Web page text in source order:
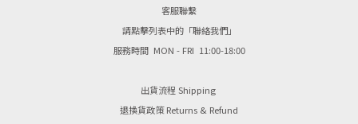
色。不會太紅也不會太土，完美平衡的半糖棕色。 ⊙ 適合膚色｜ 不挑膚色，尤其黃皮
等，需要補擦，但主打護唇與修飾唇紋。2. BRAYE 滑蓋光透特潤唇頰盤 — 07
合所有肌膚的入門棕色，也推薦給喜歡歐美裸妝、氛圍感的人。 ⊙ 產品特點｜ 唇頰兩
用，持色與光澤表現佳，展示貼膚完美光澤，鐵盒設計非常時髦。3. BRAYE 酷甜冰光
客服聯繫
請點擊列表中的「聯絡我們」
服務時間 MON - FRI 11:00-18:00
出貨流程 Shipping
退換貨政策 Returns & Refund